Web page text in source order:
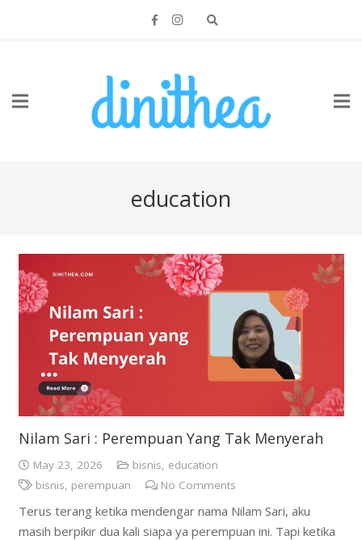
education
Nilam Sari : Perempuan Yang Tak Menyerah
May 23, 2026 bisnis education
bisnis perempuan No Comments
Terus terang ketika mendengar nama Nilam Sari, aku
masih berpikir dua kali siapa ya perempuan ini. Tapi ketika